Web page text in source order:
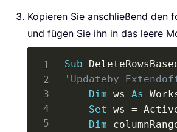
Kopieren Sie anschließend den
und fügen Sie ihn in das leere
Sub
'Updateby
Dim ws As
Set ws =
Dim